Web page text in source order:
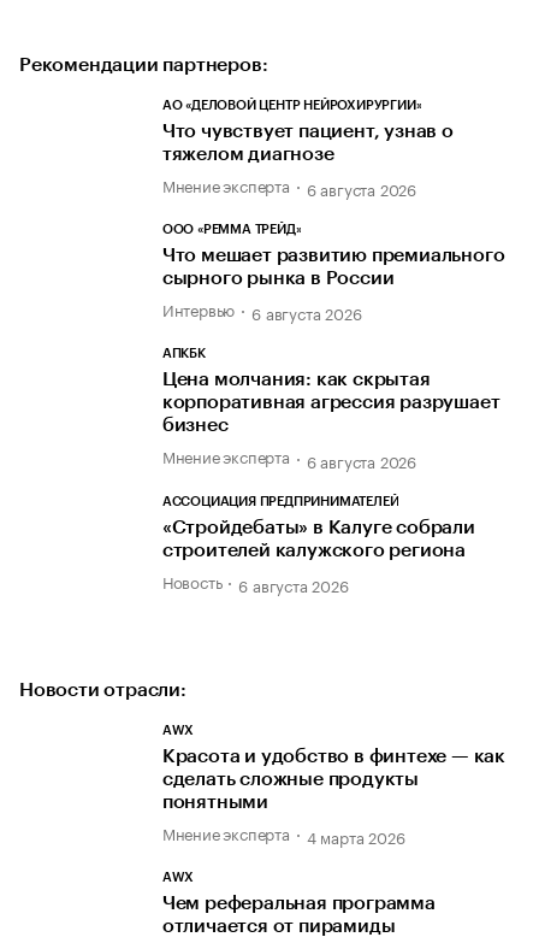
Рекомендации партнеров:
АО «ДЕЛОВОЙ ЦЕНТР НЕЙРОХИРУРГИИ»
Что чувствует пациент, узнав о
тяжелом диагнозе
Мнение эксперта 6 августа 2026
ООО «РЕММА ТРЕЙД»
Что мешает развитию премиального
сырного рынка в России
Интервью 6 августа 2026
АПКБК
Цена молчания: как скрытая
корпоративная агрессия разрушает
бизнес
Мнение эксперта 6 августа 2026
АССОЦИАЦИЯ ПРЕДПРИНИМАТЕЛЕЙ
«Стройдебаты» в Калуге собрали
строителей калужского региона
Новость 6 августа 2026
Новости отрасли:
AWX
Красота и удобство в финтехе — как
сделать сложные продукты
понятными
Мнение эксперта 4 марта 2026
AWX
Чем реферальная программа
отличается от пирамиды